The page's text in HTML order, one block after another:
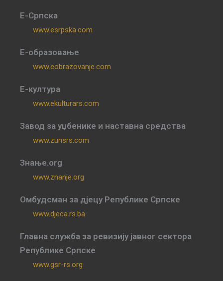
Е-Српска
www.esrpska.com
Е-образовање
www.eobrazovanje.com
Е-култура
www.ekulturars.com
Завод за уџбенике и наставна средства
www.zunsrs.com
Знање.org
www.znanje.org
Омбудсман за дјецу Републике Српске
www.djeca.rs.ba
Главна служба за ревизију јавног сектора
Републике Српске
www.gsr-rs.org